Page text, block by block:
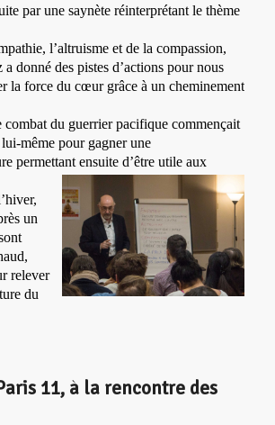
par une saynète réinterprétant le thème
l’altruisme et de la compassion,
donné des pistes d’actions pour nous
la force du cœur grâce à un cheminement
combat du guerrier pacifique commençait
même pour gagner une
permettant ensuite d’être utile aux
un
relever
du
11, à la rencontre des